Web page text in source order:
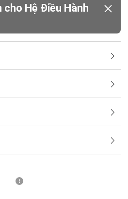
Hệ Điều Hành